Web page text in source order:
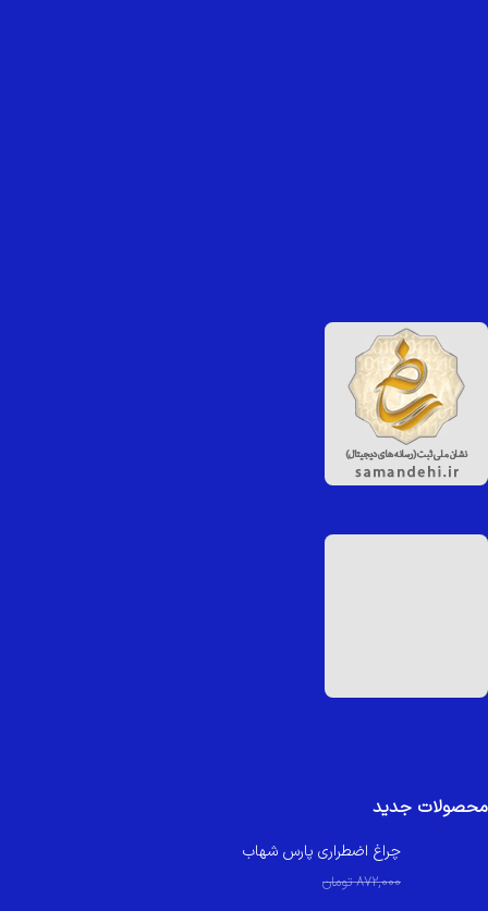
محصولات جدید
چراغ اضطراری پارس شهاب
872,000 تومان